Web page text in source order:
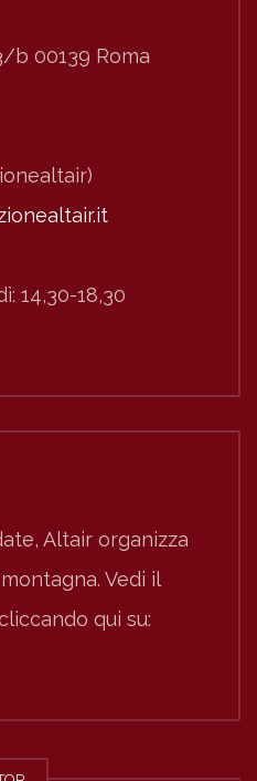
b 00139 Roma
14,30-18,30
Altair organizza
Vedi il
qui su: